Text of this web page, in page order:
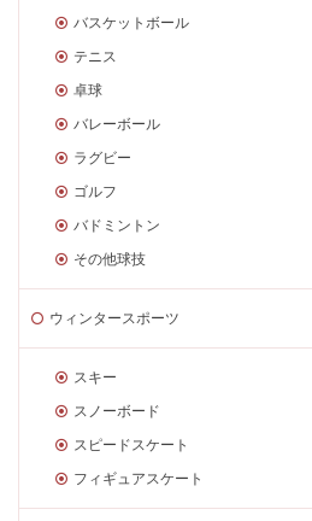
バスケットボール
テニス
卓球
バレーボール
ラグビー
ゴルフ
バドミントン
その他球技
ウィンタースポーツ
スキー
スノーボード
スピードスケート
フィギュアスケート